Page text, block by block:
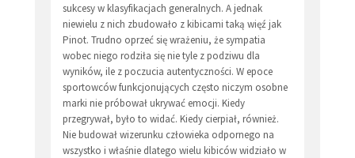
sukcesy w klasyfikacjach generalnych. A jednak
niewielu z nich zbudowało z kibicami taką więź jak
Pinot. Trudno oprzeć się wrażeniu, że sympatia
wobec niego rodziła się nie tyle z podziwu dla
wyników, ile z poczucia autentyczności. W epoce
sportowców funkcjonujących często niczym osobne
marki nie próbował ukrywać emocji. Kiedy
przegrywał, było to widać. Kiedy cierpiał, również.
Nie budował wizerunku człowieka odpornego na
wszystko i właśnie dlatego wielu kibiców widziało w